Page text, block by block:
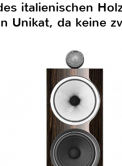
italienischen
Unikat, da keine